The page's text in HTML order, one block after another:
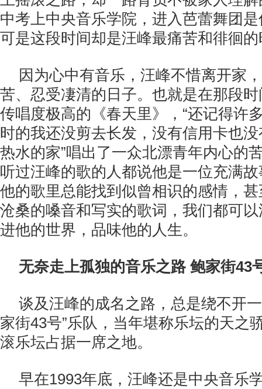
中考上中央音乐学院，进入芭蕾舞团
可是这段时间却是汪峰最痛苦和徘徊
因为心中有音乐，汪峰不惜离开家
苦、忍受凄清的日子。也就是在那段
传唱度极高的《春天里》，“还记得许
时的我还没剪去长发，没有信用卡也
热水的家”唱出了一众北漂青年内心的
听过汪峰的歌的人都说他是一位充满
他的歌里总能找到似曾相识的感情，
沧桑的嗓音和写实的歌词，我们都可
进他的世界，品味他的人生。
无奈走上孤独的音乐之路 鲍家街43
谈及汪峰的成名之路，总是绕不开
家街43号”乐队，当年堪称乐坛的天之
滚乐坛占据一席之地。
早在1993年底，汪峰还是中央音乐